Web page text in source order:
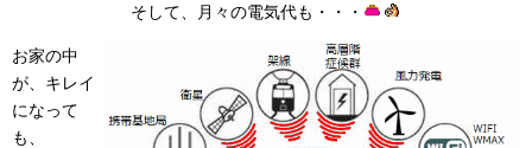
そして、月々の電気代も・・・
お家の中
が、キレイ
になって
も、